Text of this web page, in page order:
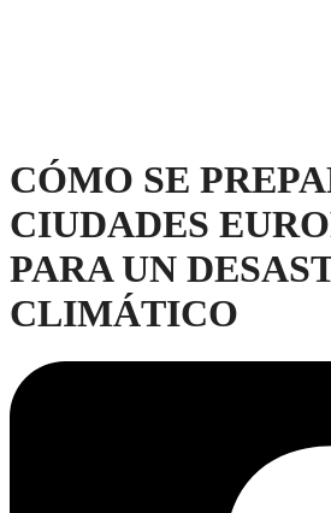
CÓMO SE
CIUDADES
PARA UN
CLIMÁTICO